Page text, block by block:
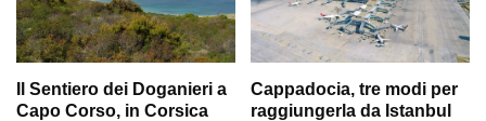
Il Sentiero dei Doganieri a
Capo Corso, in Corsica
Cappadocia, tre modi per
raggiungerla da Istanbul